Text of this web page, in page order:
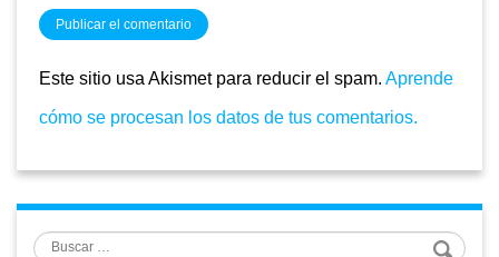
Este sitio usa Akismet para reducir el spam. Aprende
cómo se procesan los datos de tus comentarios.
Buscar